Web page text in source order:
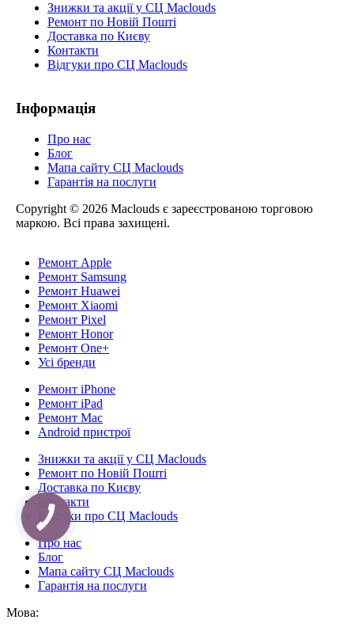
Знижки та акції у СЦ Maclouds
Ремонт по Новій Пошті
Доставка по Києву
Контакти
Відгуки про СЦ Maclouds
Інформація
Про нас
Блог
Мапа сайту СЦ Maclouds
Гарантія на послуги
Copyright © 2026 Maclouds є зареєстрованою торговою
маркою. Всі права захищені.
Ремонт Apple
Ремонт Samsung
Ремонт Huawei
Ремонт Xiaomi
Ремонт Pixel
Ремонт Honor
Ремонт One+
Усі бренди
Ремонт iPhone
Ремонт iPad
Ремонт Mac
Android пристрої
Знижки та акції у СЦ Maclouds
Ремонт по Новій Пошті
Доставка по Києву
Контакти
Відгуки про СЦ Maclouds
Про нас
Блог
Мапа сайту СЦ Maclouds
Гарантія на послуги
Мова:
КНОПКА
СВЯЗИ